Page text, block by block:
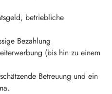
betriebliche
Bezahlung
(bis hin zu einem
Betreuung und ein